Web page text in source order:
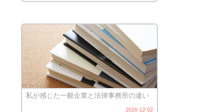
私が感じた一般企業と法律事務所の違い
2016-12-02